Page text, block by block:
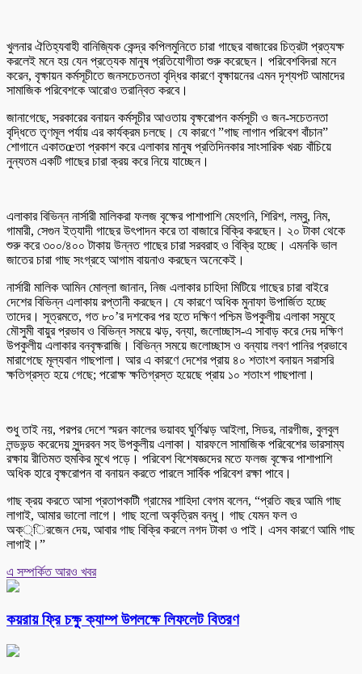
খুলনার ঐতিহ্যবাহী বানিজ্যিক কেন্দ্র কপিলমুনিতে চারা গাছের বাজারের চিত্রটা প্রত্যক্ষ
করলেই মনে হয় যেন প্রত্যেক মানুষ প্রতিযোগীতা শুরু করেছেন। পরিবেশবিদরা মনে
করেন, বৃক্ষায়ন কর্মসূচীতে জনসচেতনতা বৃদ্ধির কারণে বৃক্ষায়নের এমন দৃশ্যপট আমাদের
সামাজিক পরিবেশকে আরোও তরান্বিত করবে।
জানাগেছে, সরকারের বনায়ন কর্মসূচীর আওতায় বৃক্ষরোপন কর্মসূচী ও জন-সচেতনতা
বৃদ্ধিতে তৃণমূল পর্যায় এর কার্যক্রম চলছে। যে কারণে ”গাছ লাগান পরিবেশ বাঁচান”
শোগানে একাতœতা প্রকাশ করে এলাকার মানুষ প্রতিদিনকার সাংসারিক খরচ বাঁচিয়ে
নুন্যতম একটি গাছের চারা ক্রয় করে নিয়ে যাচ্ছেন।
এলাকার বিভিন্ন নার্সারী মালিকরা ফলজ বৃক্ষের পাশাপাশি মেহগনি, শিরিশ, লম্বু, নিম,
গামারী, সেগুন ইত্যাদী গাছের উৎপাদন করে তা বাজারে বিক্রি করছেন। ২০ টাকা থেকে
শুরু করে ৩০০/৪০০ টাকায় উন্নত গাছের চারা সরবরাহ ও বিক্রি হচ্ছে। এমনকি ভাল
জাতের চারা গাছ সংগ্রহে আগাম বায়নাও করছেন অনেকেই।
নার্সারী মালিক আমিন মোল্লা জানান, নিজ এলাকার চাহিদা মিটিয়ে গাছের চারা বাইরে
দেশের বিভিন্ন এলাকায় রপ্তানী করছেন। যে কারণে অধিক মুনাফা উপার্জিত হচ্ছে
তাদের। সূত্রমতে, গত ৮০’র দশকের পর হতে দক্ষিণ পশ্চিম উপকুলীয় এলাকা সমুহে
মৌসুমী বায়ুর প্রভাব ও বিভিন্ন সময়ে ঝড়, বন্যা, জলোচ্ছাস-এ সাবাড় করে দেয় দক্ষিণ
উপকুলীয় এলাকার বনবৃক্ষরাজি। বিভিন্ন সময়ে জলোচ্ছাস ও বন্যায় লবণ পানির প্রভাবে
মারাগেছে মূল্যবান গাছপালা। আর এ কারণে দেশের প্রায় ৪০ শতাংশ বনায়ন সরাসরি
ক্ষতিগ্রস্ত হয়ে গেছে; পরোক্ষ ক্ষতিগ্রস্ত হয়েছে প্রায় ১০ শতাংশ গাছপালা।
শুধু তাই নয়, পরপর দেশে স্মরন কালের ভয়াবহ ঘুর্ণিঝড় আইলা, সিডর, নারগীজ, বুলবুল
লন্ডভন্ড করেদেয় সুন্দরবন সহ উপকুলীয় এলাকা। যারফলে সামাজিক পরিবেশের ভারসাম্য
রক্ষায় রীতিমত হুমকির মুখে পড়ে। পরিবেশ বিশেষজ্ঞদের মতে ফলজ বৃক্ষের পাশাপাশি
অধিক হারে বৃক্ষরোপন বা বনায়ন করতে পারলে সার্বিক পরিবেশ রক্ষা পাবে।
গাছ ক্রয় করতে আসা প্রতাপকাটী গ্রামের শাহিদা বেগম বলেন, “প্রতি বছর আমি গাছ
লাগাই, আমার ভালো লাগে। গাছ হলো অকৃত্রিম বন্ধু। গাছ যেমন ফল ও
অক্্িরজেন দেয়, আবার গাছ বিক্রি করলে নগদ টাকা ও পাই। এসব কারণে আমি গাছ
লাগাই।”
এ সম্পর্কিত আরও খবর
কয়রায় ফ্রি চক্ষু ক্যাম্প উপলক্ষে লিফলেট বিতরণ